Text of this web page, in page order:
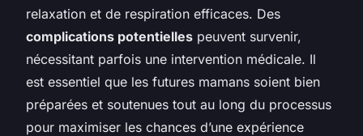
relaxation et de respiration efficaces. Des
complications potentielles peuvent survenir,
nécessitant parfois une intervention médicale. Il
est essentiel que les futures mamans soient bien
préparées et soutenues tout au long du processus
pour maximiser les chances d’une expérience